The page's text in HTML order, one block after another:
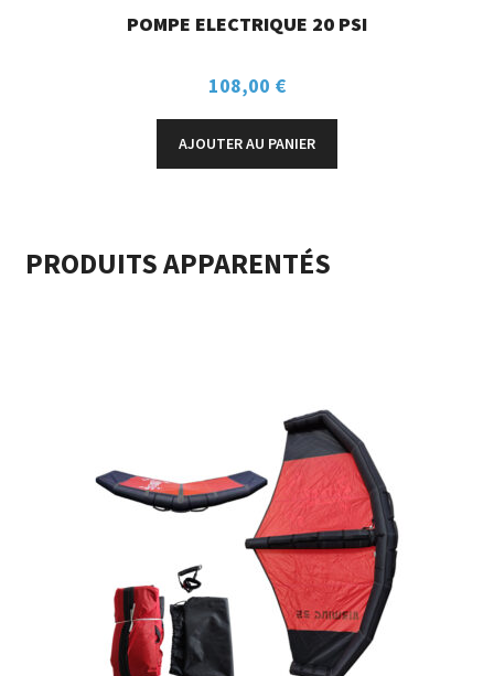
POMPE ELECTRIQUE 20 PSI
108,00 €
AJOUTER AU PANIER
PRODUITS APPARENTÉS